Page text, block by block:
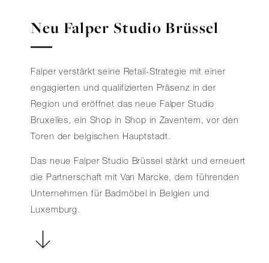
Neu Falper Studio Brüssel
Falper verstärkt seine Retail-Strategie mit einer
engagierten und qualifizierten Präsenz in der
Region und eröffnet das neue Falper Studio
Bruxelles, ein Shop in Shop in Zaventem, vor den
Toren der belgischen Hauptstadt.
Das neue Falper Studio Brüssel stärkt und erneuert
die Partnerschaft mit Van Marcke, dem führenden
Unternehmen für Badmöbel in Belgien und
Luxemburg.